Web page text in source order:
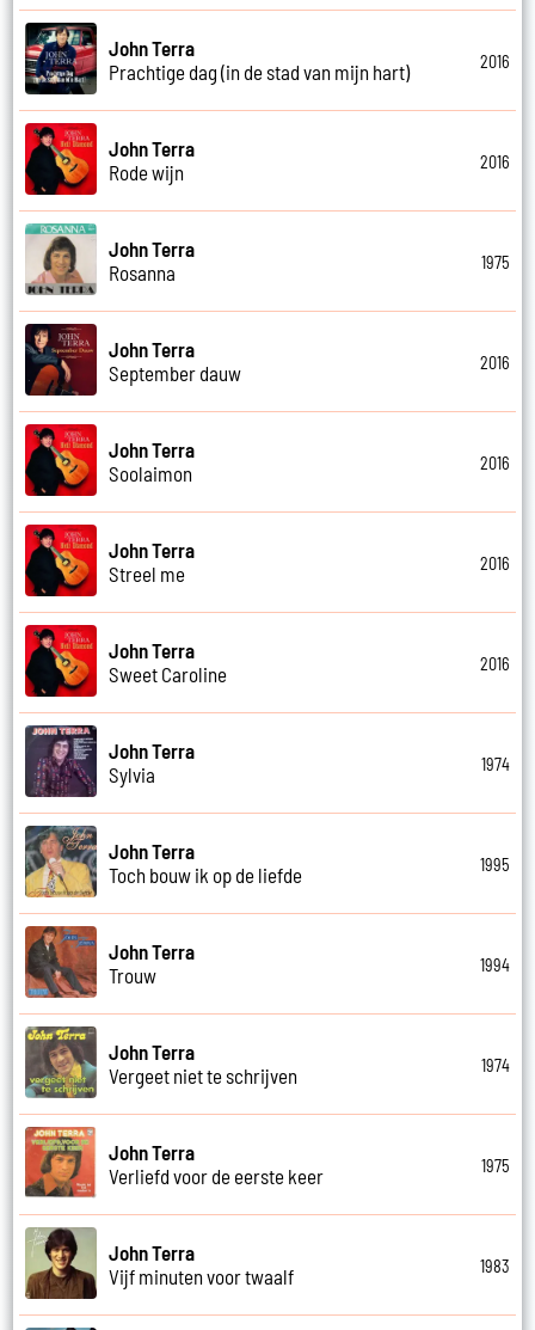
John Terra
Prachtige dag (in de stad van mijn hart)
2016
John Terra
Rode wijn
2016
John Terra
Rosanna
1975
John Terra
September dauw
2016
John Terra
Soolaimon
2016
John Terra
Streel me
2016
John Terra
Sweet Caroline
2016
John Terra
Sylvia
1974
John Terra
Toch bouw ik op de liefde
1995
John Terra
Trouw
1994
John Terra
Vergeet niet te schrijven
1974
John Terra
Verliefd voor de eerste keer
1975
John Terra
Vijf minuten voor twaalf
1983